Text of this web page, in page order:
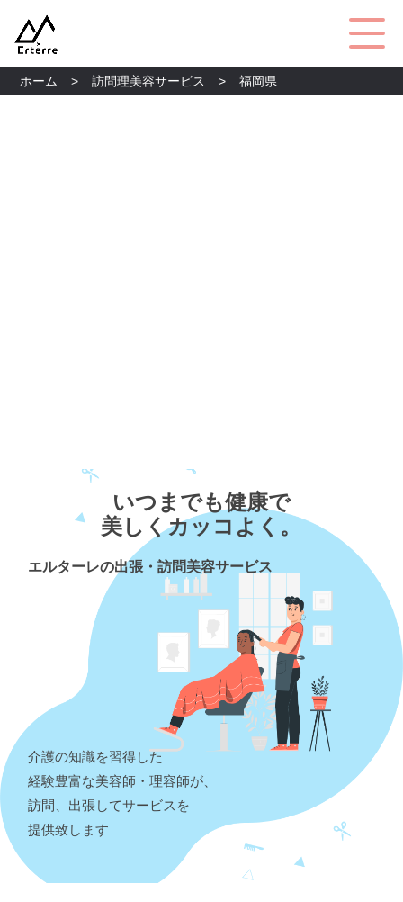
ホーム 訪問理美容サービス 福岡県
いつまでも健康で
美しくカッコよく。
エルターレの出張・訪問美容サービス
介護の知識を習得した
経験豊富な美容師・理容師が、
訪問、出張してサービスを
提供致します